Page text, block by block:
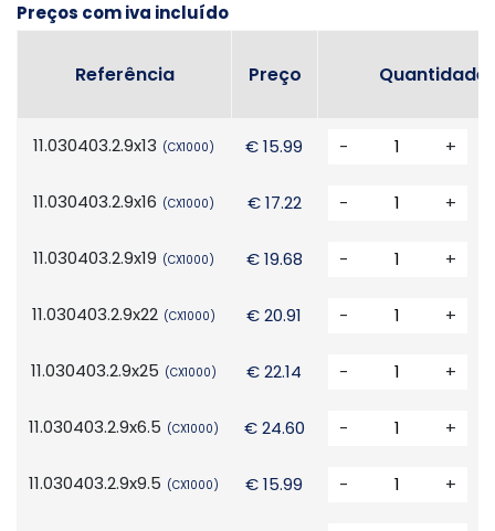
Preços com iva incluído
Referência Preço Quantidade
11.030403.2.9x13 (CX1000) € 15.99 - +
11.030403.2.9x16 (CX1000) € 17.22 - +
11.030403.2.9x19 (CX1000) € 19.68 - +
11.030403.2.9x22 (CX1000) € 20.91 - +
11.030403.2.9x25 (CX1000) € 22.14 - +
11.030403.2.9x6.5 (CX1000) € 24.60 - +
11.030403.2.9x9.5 (CX1000) € 15.99 - +